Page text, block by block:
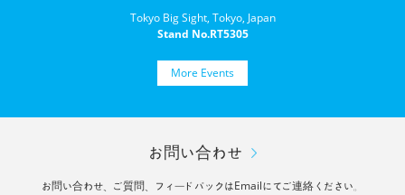
Tokyo Big Sight, Tokyo, Japan
Stand No.RT5305
More Events
お問い合わせ
お問い合わせ、ご質問、フィードバックはEmailにてご連絡ください。